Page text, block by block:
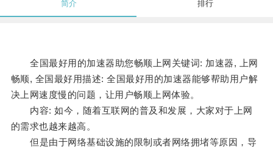
简介 排行
全国最好用的加速器助您畅顺上网关键词: 加速器, 上网
畅顺, 全国最好用描述: 全国最好用的加速器能够帮助用户解
决上网速度慢的问题，让用户畅顺上网体验。
内容: 如今，随着互联网的普及和发展，大家对于上网
的需求也越来越高。
但是由于网络基础设施的限制或者网络拥堵等原因，导